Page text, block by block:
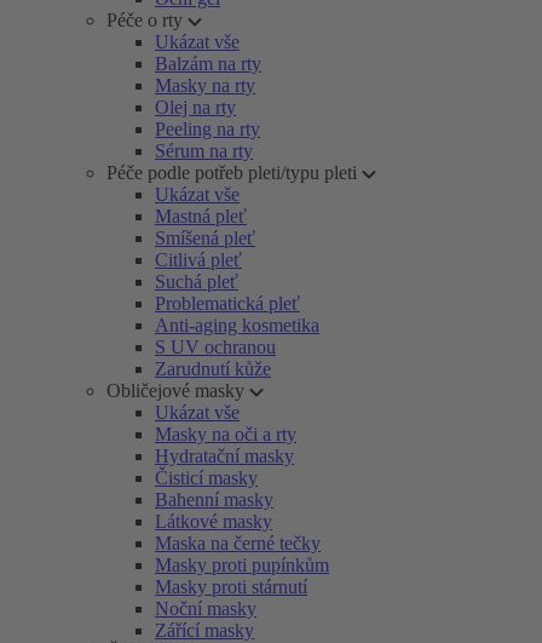
Péče o rty
Ukázat vše
Balzám na rty
Masky na rty
Olej na rty
Peeling na rty
Sérum na rty
Péče podle potřeb pleti/typu pleti
Ukázat vše
Mastná pleť
Smíšená pleť
Citlivá pleť
Suchá pleť
Problematická pleť
Anti-aging kosmetika
S UV ochranou
Zarudnutí kůže
Obličejové masky
Ukázat vše
Masky na oči a rty
Hydratační masky
Čisticí masky
Bahenní masky
Látkové masky
Maska na černé tečky
Masky proti pupínkům
Masky proti stárnutí
Noční masky
Zářící masky